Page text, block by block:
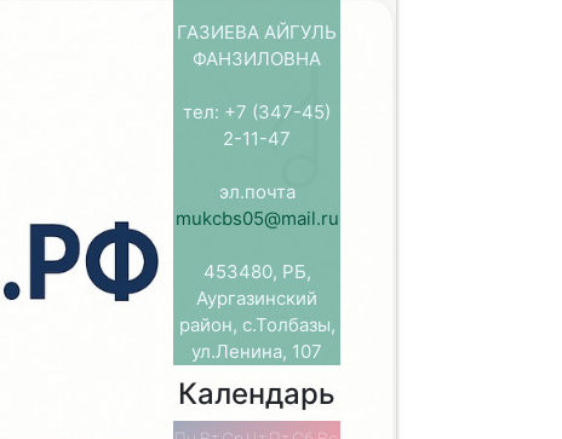
улучшить
оказания
ГАЗИЕВА АЙГУЛЬ
ФАНЗИЛОВНА
тел: +7 (347-45)
2-11-47
эл.почта
mukcbs05@mail.ru
453480, РБ,
Аургазинский
район, с.Толбазы,
ул.Ленина, 107
Календарь